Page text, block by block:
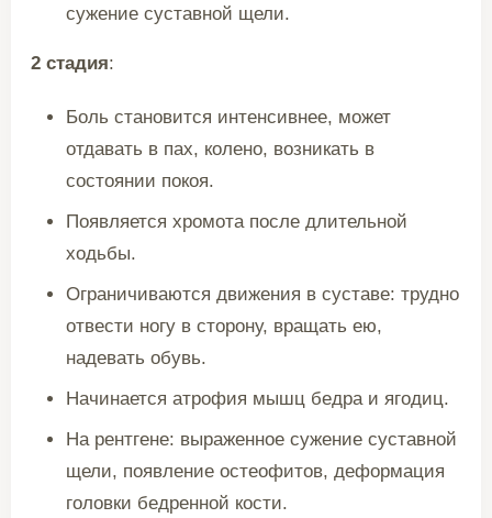
сужение суставной щели.
2 стадия:
Боль становится интенсивнее, может
отдавать в пах, колено, возникать в
состоянии покоя.
Появляется хромота после длительной
ходьбы.
Ограничиваются движения в суставе: трудно
отвести ногу в сторону, вращать ею,
надевать обувь.
Начинается атрофия мышц бедра и ягодиц.
На рентгене: выраженное сужение суставной
щели, появление остеофитов, деформация
головки бедренной кости.